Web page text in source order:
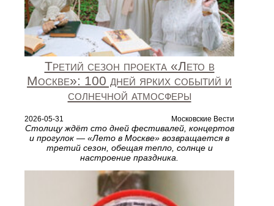
Третий сезон проекта «Лето в
Москве»: 100 дней ярких событий и
солнечной атмосферы
2026-05-31 Московские Вести
Столицу ждёт сто дней фестивалей, концертов
и прогулок — «Лето в Москве» возвращается в
третий сезон, обещая тепло, солнце и
настроение праздника.